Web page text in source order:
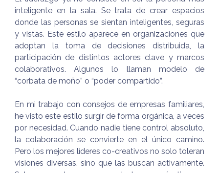
inteligente en la sala. Se trata de crear espacios
donde las personas se sientan inteligentes, seguras
y vistas. Este estilo aparece en organizaciones que
adoptan la toma de decisiones distribuida, la
participación de distintos actores clave y marcos
colaborativos. Algunos lo llaman modelo de
“corbata de moño” o “poder compartido”.
En mi trabajo con consejos de empresas familiares,
he visto este estilo surgir de forma orgánica, a veces
por necesidad. Cuando nadie tiene control absoluto,
la colaboración se convierte en el único camino.
Pero los mejores líderes co-creativos no solo toleran
visiones diversas, sino que las buscan activamente.